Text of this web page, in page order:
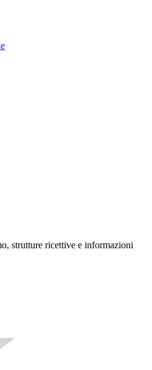
strutture ricettive e informazioni